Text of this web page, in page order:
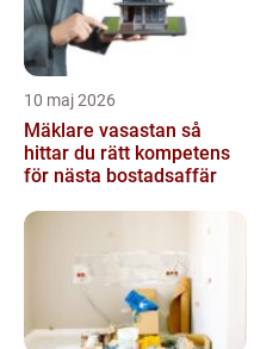
10 maj 2026
Mäklare vasastan så
hittar du rätt kompetens
för nästa bostadsaffär